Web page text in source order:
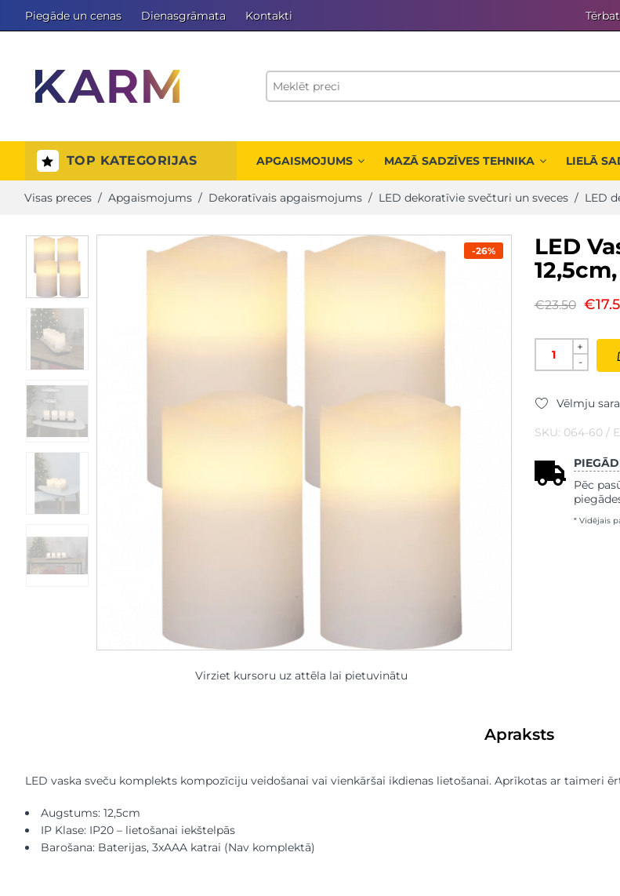
Piegāde un cenas Dienasgrāmata Kontakti
TOP KATEGORIJAS APGAISMOJUMS MAZĀ SADZĪVES TEHNIKA LIELĀ
Visas preces / Apgaismojums / Dekoratīvais apgaismojums / LED dekoratīvie svečturi un sveces / LED
-26%
Virziet kursoru uz attēla lai pietuvinātu
LED
€23.50 €
+
-
Vēlmju
SKU: 064-60 /
Pēc
* Vidējais
Apraksts
LED vaska sveču komplekts kompozīciju veidošanai vai vienkāršai ikdienas lietošanai. Aprīkotas ar taimeri
Augstums: 12,5cm
IP Klase: IP20 – lietošanai iekštelpās
Barošana: Baterijas, 3xAAA katrai (Nav komplektā)